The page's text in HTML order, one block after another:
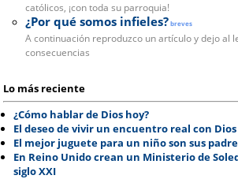
católicos, ¡con toda su parroquia!
¿Por qué somos infieles?breves
A continuación reproduzco un artículo y dejo al
consecuencias
Lo más reciente
¿Cómo hablar de Dios hoy?
El deseo de vivir un encuentro real con Dios
El mejor juguete para un niño son sus
En Reino Unido crean un Ministerio de
siglo XXI